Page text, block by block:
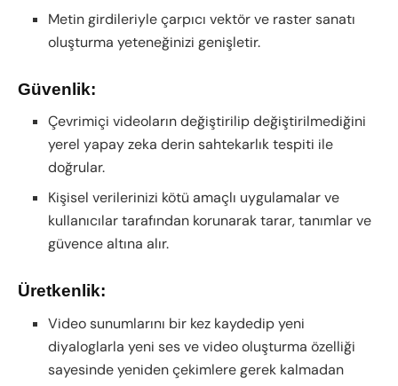
Metin girdileriyle çarpıcı vektör ve raster sanatı
oluşturma yeteneğinizi genişletir.
Güvenlik:
Çevrimiçi videoların değiştirilip değiştirilmediğini
yerel yapay zeka derin sahtekarlık tespiti ile
doğrular.
Kişisel verilerinizi kötü amaçlı uygulamalar ve
kullanıcılar tarafından korunarak tarar, tanımlar ve
güvence altına alır.
Üretkenlik:
Video sunumlarını bir kez kaydedip yeni
diyaloglarla yeni ses ve video oluşturma özelliği
sayesinde yeniden çekimlere gerek kalmadan